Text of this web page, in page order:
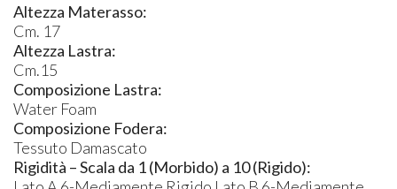
Altezza Materasso:
Cm. 17
Altezza Lastra:
Cm.15
Composizione Lastra:
Water Foam
Composizione Fodera:
Tessuto Damascato
Rigidità – Scala da 1 (Morbido) a 10 (Rigido):